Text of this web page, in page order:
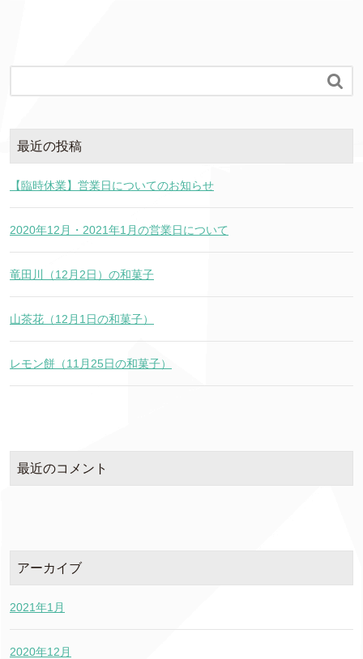

最近の投稿
【臨時休業】営業日についてのお知らせ
2020年12月・2021年1月の営業日について
竜田川（12月2日）の和菓子
山茶花（12月1日の和菓子）
レモン餅（11月25日の和菓子）
最近のコメント
アーカイブ
2021年1月
2020年12月